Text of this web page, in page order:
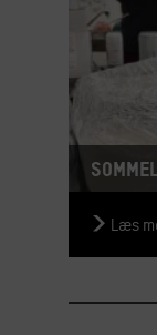
Læs